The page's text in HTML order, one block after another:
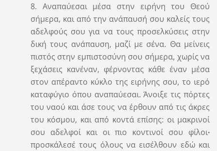
8. Αναπαύεσαι μέσα στην ειρήνη του Θεού
σήμερα, και από την ανάπαυσή σου καλείς τους
αδελφούς σου για να τους προσελκύσεις στην
δική τους ανάπαυση, μαζί με σένα. Θα μείνεις
πιστός στην εμπιστοσύνη σου σήμερα, χωρίς να
ξεχάσεις κανέναν, φέρνοντας κάθε έναν μέσα
στον απέραντο κύκλο της ειρήνης σου, το ιερό
καταφύγιο όπου αναπαύεσαι. Άνοιξε τις πόρτες
του ναού και άσε τους να έρθουν από τις άκρες
του κόσμου, και από κοντά επίσης: οι μακρινοί
σου αδελφοί και οι πιο κοντινοί σου φίλοι∙
προσκάλεσέ τους όλους να εισέλθουν εδώ και